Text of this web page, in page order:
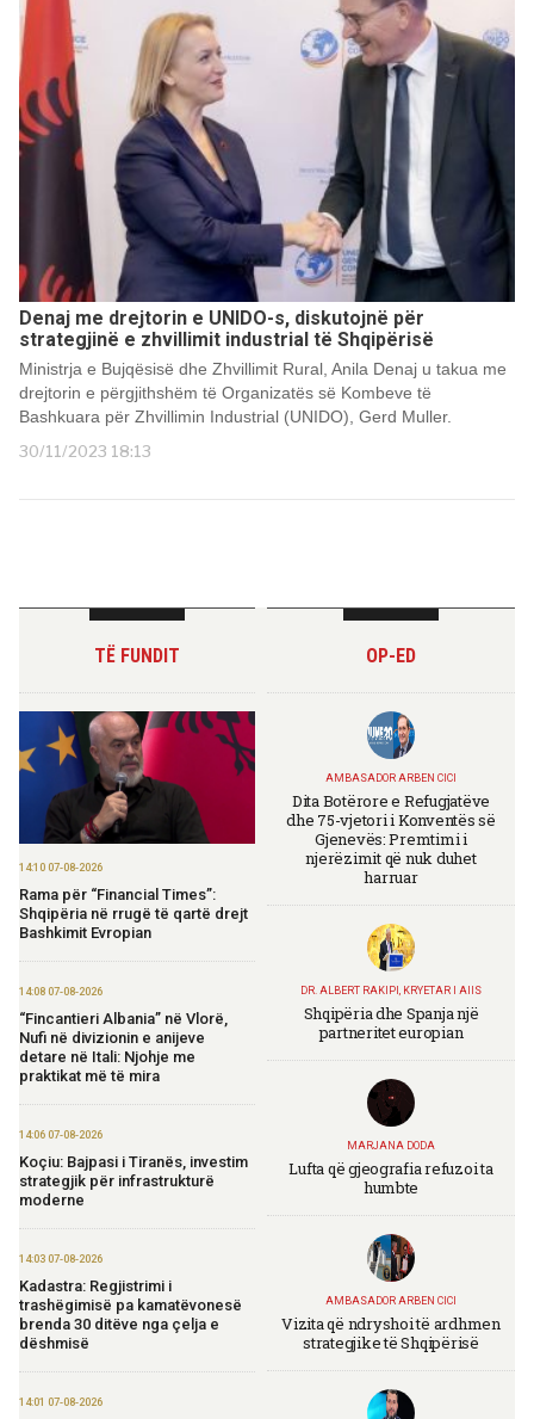
Denaj me drejtorin e UNIDO-s, diskutojnë për
strategjinë e zhvillimit industrial të Shqipërisë
Ministrja e Bujqësisë dhe Zhvillimit Rural, Anila Denaj u takua me
drejtorin e përgjithshëm të Organizatës së Kombeve të
Bashkuara për Zhvillimin Industrial (UNIDO), Gerd Muller.
30/11/2023 18:13
TË FUNDIT
14:10 07-08-2026
Rama për “Financial Times”:
Shqipëria në rrugë të qartë drejt
Bashkimit Evropian
14:08 07-08-2026
“Fincantieri Albania” në Vlorë,
Nufi në divizionin e anijeve
detare në Itali: Njohje me
praktikat më të mira
14:06 07-08-2026
Koçiu: Bajpasi i Tiranës, investim
strategjik për infrastrukturë
moderne
14:03 07-08-2026
Kadastra: Regjistrimi i
trashëgimisë pa kamatëvonesë
brenda 30 ditëve nga çelja e
dëshmisë
14:01 07-08-2026
OP-ED
AMBASADOR ARBEN CICI
Dita Botërore e Refugjatëve
dhe 75-vjetori i Konventës së
Gjenevës: Premtimi i
njerëzimit që nuk duhet
harruar
DR. ALBERT RAKIPI, KRYETAR I AIIS
Shqipëria dhe Spanja një
partneritet europian
MARJANA DODA
Lufta që gjeografia refuzoi ta
humbte
AMBASADOR ARBEN CICI
Vizita që ndryshoi të ardhmen
strategjike të Shqipërisë